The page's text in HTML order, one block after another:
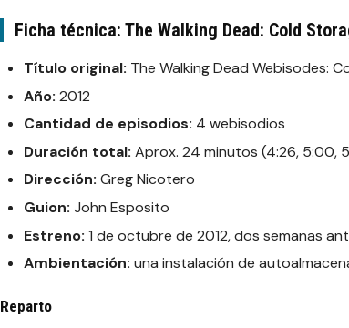
Ficha técnica: The Walking Dead: Cold
Título original: The Walking Dead Webisodes:
Año: 2012
Cantidad de episodios: 4 webisodios
Duración total: Aprox. 24 minutos (4:26, 5:00,
Dirección: Greg Nicotero
Guion: John Esposito
Estreno: 1 de octubre de 2012, dos semanas
Ambientación: una instalación de
Reparto